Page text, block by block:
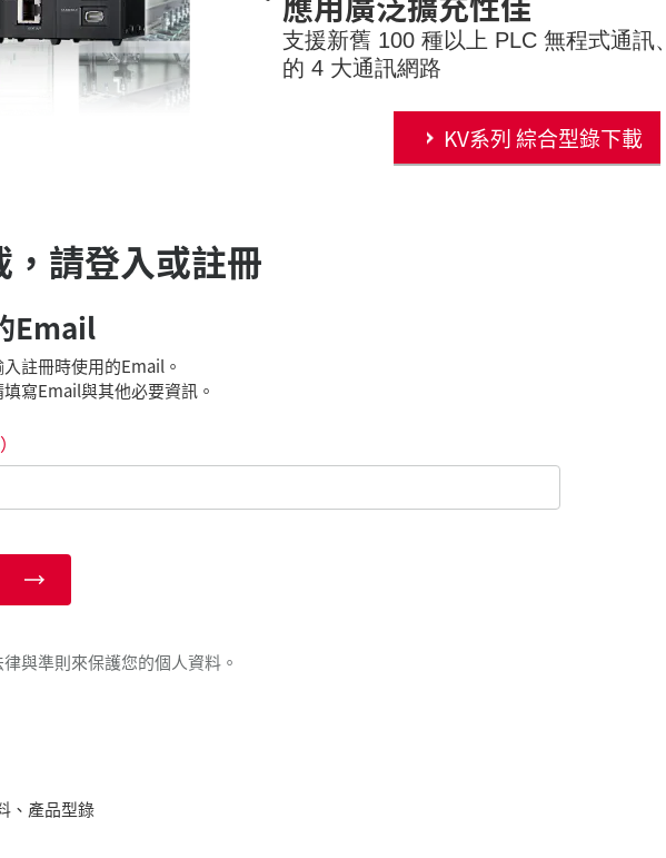
支援新舊 100 種以上 PLC 無程式通訊、
的 4 大通訊網路
KV系列 綜合型錄下載
，請登入或註冊
Email
註冊時使用的Email。
寫Email與其他必要資訊。
與準則來保護您的個人資料。
、產品型錄